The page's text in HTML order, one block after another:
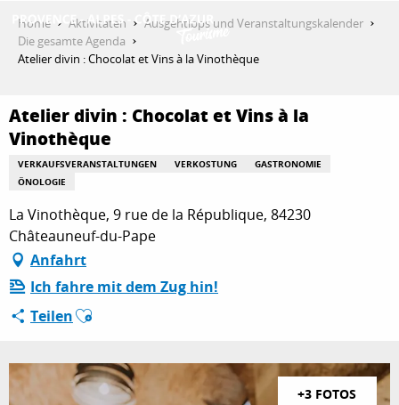
contenu
AKTIVITÄTEN
AUFENTHALT
ESPACE PRO
Home Aktivitäten
Ausgehtipps und Veranstaltungskalender
Die gesamte Agenda
Atelier divin : Chocolat et Vins à la Vinothèque
Atelier divin : Chocolat et Vins à la
Vinothèque
VERKAUFSVERANSTALTUNGEN VERKOSTUNG
GASTRONOMIE
ÖNOLOGIE
La Vinothèque, 9 rue de la République, 84230
Châteauneuf-du-Pape
Anfahrt
Ich fahre mit dem Zug hin!
TeilenAjouter aux favoris
+3 FOTOS